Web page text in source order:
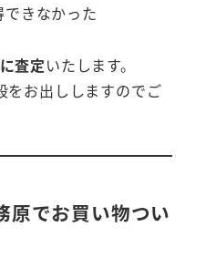
きなかった
査定いたします。
をお出ししますのでご
原でお買い物つい